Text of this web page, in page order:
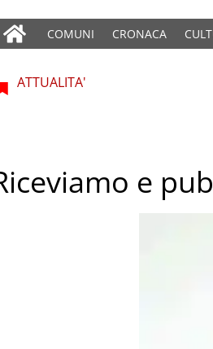
COMUNI CRONACA
ATTUALITA'
e